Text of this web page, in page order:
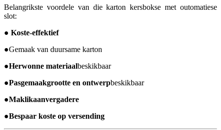
Belangrikste voordele van die karton kersbokse met outomatiese
slot:
● Koste-effektief
●Gemaak van duursame karton
●Herwonne materiaalbeskikbaar
●Pasgemaakgrootte en ontwerpbeskikbaar
●Maklikaanvergadere
●Bespaar koste op versending